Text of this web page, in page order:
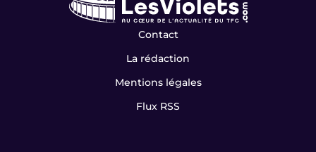
Contact
La rédaction
Mentions légales
Flux RSS